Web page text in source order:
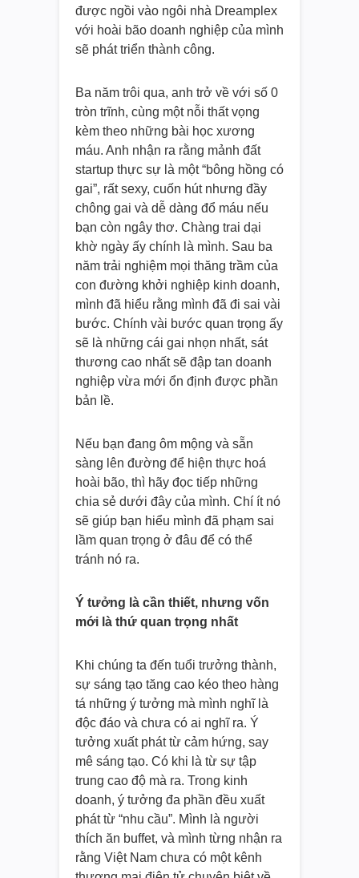
được ngồi vào ngôi nhà Dreamplex
với hoài bão doanh nghiệp của mình
sẽ phát triển thành công.
Ba năm trôi qua, anh trở về với số 0
tròn trĩnh, cùng một nỗi thất vọng
kèm theo những bài học xương
máu. Anh nhận ra rằng mảnh đất
startup thực sự là một “bông hồng có
gai”, rất sexy, cuốn hút nhưng đầy
chông gai và dễ dàng đổ máu nếu
bạn còn ngây thơ. Chàng trai dại
khờ ngày ấy chính là mình. Sau ba
năm trải nghiệm mọi thăng trầm của
con đường khởi nghiệp kinh doanh,
mình đã hiểu rằng mình đã đi sai vài
bước. Chính vài bước quan trọng ấy
sẽ là những cái gai nhọn nhất, sát
thương cao nhất sẽ đập tan doanh
nghiệp vừa mới ổn định được phần
bản lề.
Nếu bạn đang ôm mộng và sẵn
sàng lên đường để hiện thực hoá
hoài bão, thì hãy đọc tiếp những
chia sẻ dưới đây của mình. Chí ít nó
sẽ giúp bạn hiểu mình đã phạm sai
lầm quan trọng ở đâu để có thể
tránh nó ra.
Ý tưởng là cần thiết, nhưng vốn
mới là thứ quan trọng nhất
Khi chúng ta đến tuổi trưởng thành,
sự sáng tạo tăng cao kéo theo hàng
tá những ý tưởng mà mình nghĩ là
độc đáo và chưa có ai nghĩ ra. Ý
tưởng xuất phát từ cảm hứng, say
mê sáng tạo. Có khi là từ sự tập
trung cao độ mà ra. Trong kinh
doanh, ý tưởng đa phần đều xuất
phát từ “nhu cầu”. Mình là người
thích ăn buffet, và mình từng nhận ra
rằng Việt Nam chưa có một kênh